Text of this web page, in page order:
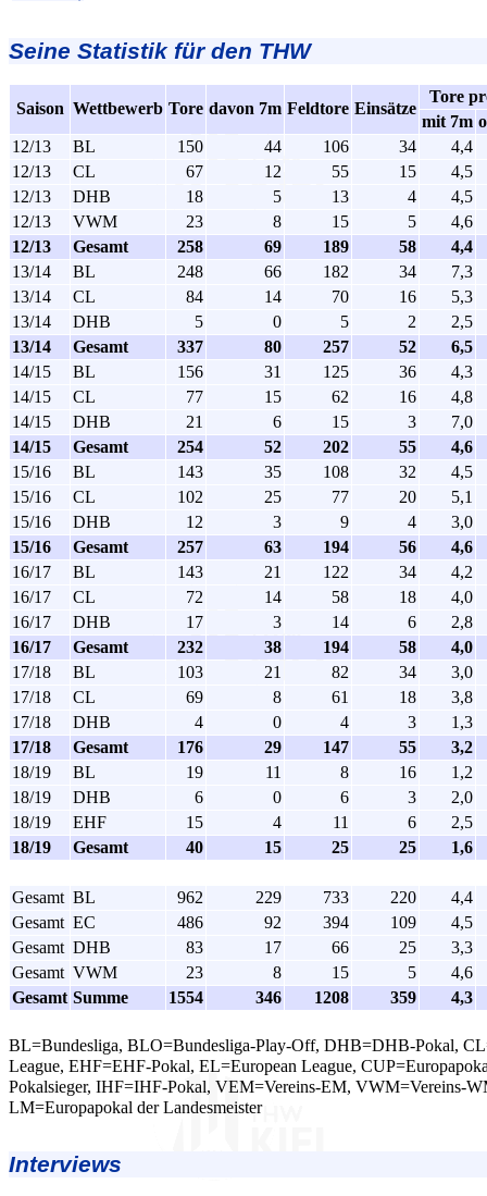
Seine Statistik für den THW
Saison Wettbewerb Tore davon 7m Feldtore Einsätze
Tore
mit 7m
12/13
BL 150 44 106 34
4,4
12/13
CL 67 12 55 15
4,5
12/13
DHB 18 5 13 4
4,5
12/13
VWM 23 8 15 5
4,6
12/13
Gesamt 258 69 189 58
4,4
13/14
BL 248 66 182 34
7,3
13/14
CL 84 14 70 16
5,3
13/14
DHB 5 0 5 2
2,5
13/14
Gesamt 337 80 257 52
6,5
14/15
BL 156 31 125 36
4,3
14/15
CL 77 15 62 16
4,8
14/15
DHB 21 6 15 3
7,0
14/15
Gesamt 254 52 202 55
4,6
15/16
BL 143 35 108 32
4,5
15/16
CL 102 25 77 20
5,1
15/16
DHB 12 3 9 4
3,0
15/16
Gesamt 257 63 194 56
4,6
16/17
BL 143 21 122 34
4,2
16/17
CL 72 14 58 18
4,0
16/17
DHB 17 3 14 6
2,8
16/17
Gesamt 232 38 194 58
4,0
17/18
BL 103 21 82 34
3,0
17/18
CL 69 8 61 18
3,8
17/18
DHB 4 0 4 3
1,3
17/18
Gesamt 176 29 147 55
3,2
18/19
BL 19 11 8 16
1,2
18/19
DHB 6 0 6 3
2,0
18/19
EHF 15 4 11 6
2,5
18/19
Gesamt 40 15 25 25 1,6
Gesamt BL 962 229 733 220
4,4
Gesamt EC 486 92 394 109
4,5
Gesamt DHB 83 17 66 25
3,3
Gesamt VWM 23 8 15 5
4,6
Gesamt Summe 1554 346 1208 359 4,3
BL=Bundesliga, BLO=Bundesliga-Play-Off, DHB=DHB-Pokal,
League, EHF=EHF-Pokal, EL=European League,
Pokalsieger, IHF=IHF-Pokal, VEM=Vereins-EM, VWM=Vereins-
LM=Europapokal der Landesmeister
Interviews